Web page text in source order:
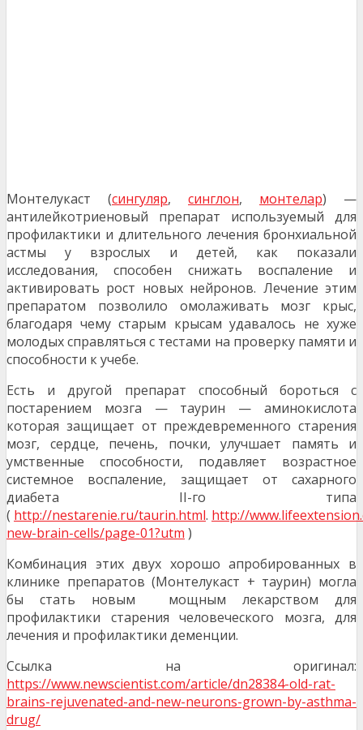
Монтелукаст (сингуляр, синглон, монтелар) —
антилейкотриеновый препарат используемый для
профилактики и длительного лечения бронхиальной
астмы у взрослых и детей, как показали
исследования, способен снижать воспаление и
активировать рост новых нейронов. Лечение этим
препаратом позволило омолаживать мозг крыс,
благодаря чему старым крысам удавалось не хуже
молодых справляться с тестами на проверку памяти и
способности к учебе.
Eсть и другой препарат способный бороться с
постарением мозга — таурин — аминокислота
которая защищает от преждевременного старения
мозг, сердце, печень, почки, улучшает память и
умственные способности, подавляет возрастное
системное воспаление, защищает от сахарного
диабета II-го типа
( http://nestarenie.ru/taurin.html. http://
new-brain-cells/page-01?utm )
Комбинация этих двух хорошо апробированных в
клинике препаратов (Монтелукаст + таурин) могла
бы стать новым мощным лекарством для
профилактики старения человеческого мозга, для
лечения и профилактики деменции.
Ссылка на оригинал:
https://www.newscientist.com/article/dn28384-old-rat-
brains-rejuvenated-and-new-neurons-grown-by-asthma-
drug/